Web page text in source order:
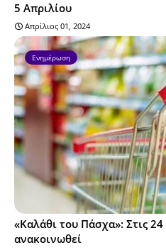
5 Απριλίου
Απρίλιος 01, 2024
Ενημέρωση
«Καλάθι του Πάσχα»: Στις
ανακοινωθεί